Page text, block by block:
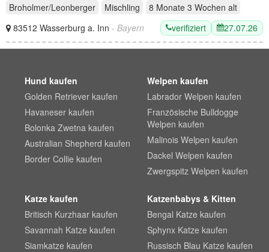
Broholmer/Leonberger Mischling 8 Monate 3 Wochen alt
83512 Wasserburg a. Inn - Bayern verifiziert 27.07.26
Hund kaufen
Golden Retriever kaufen
Havaneser kaufen
Bolonka Zwetna kaufen
Australian Shepherd kaufen
Border Collie kaufen
Welpen kaufen
Labrador Welpen kaufen
Französische Bulldogge
Welpen kaufen
Malinois Welpen kaufen
Dackel Welpen kaufen
Zwergspitz Welpen kaufen
Katze kaufen
Britisch Kurzhaar kaufen
Savannah Katze kaufen
Siamkatze kaufen
Katzenbabys & Kitten
Bengal Katze kaufen
Sphynx Katze kaufen
Russisch Blau Katze kaufen